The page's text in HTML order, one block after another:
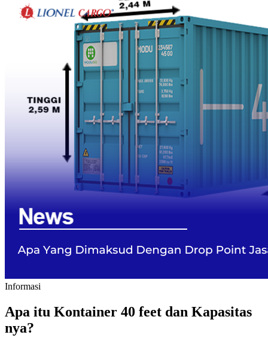
Informasi
Apa itu Kontainer 40 feet dan Kapasitas
nya?